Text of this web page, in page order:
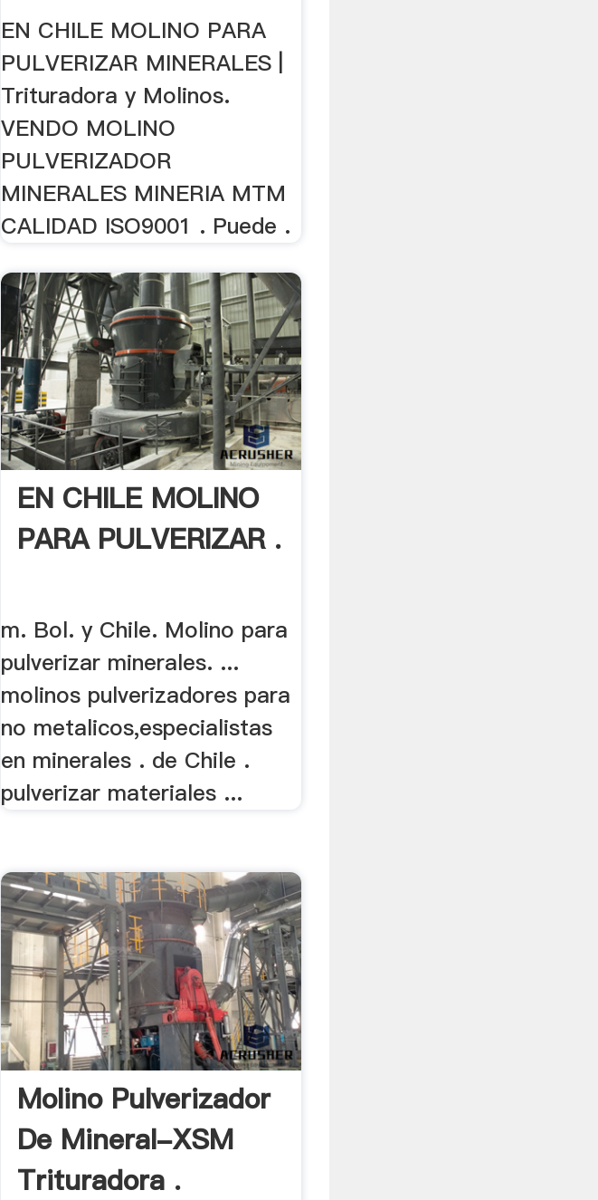
EN CHILE MOLINO PARA
PULVERIZAR MINERALES |
Trituradora y Molinos.
VENDO MOLINO
PULVERIZADOR
MINERALES MINERIA MTM
CALIDAD ISO9001 . Puede .
EN CHILE MOLINO
PARA PULVERIZAR .
m. Bol. y Chile. Molino para
pulverizar minerales. ...
molinos pulverizadores para
no metalicos,especialistas
en minerales . de Chile .
pulverizar materiales ...
Molino Pulverizador
De Mineral-XSM
Trituradora .